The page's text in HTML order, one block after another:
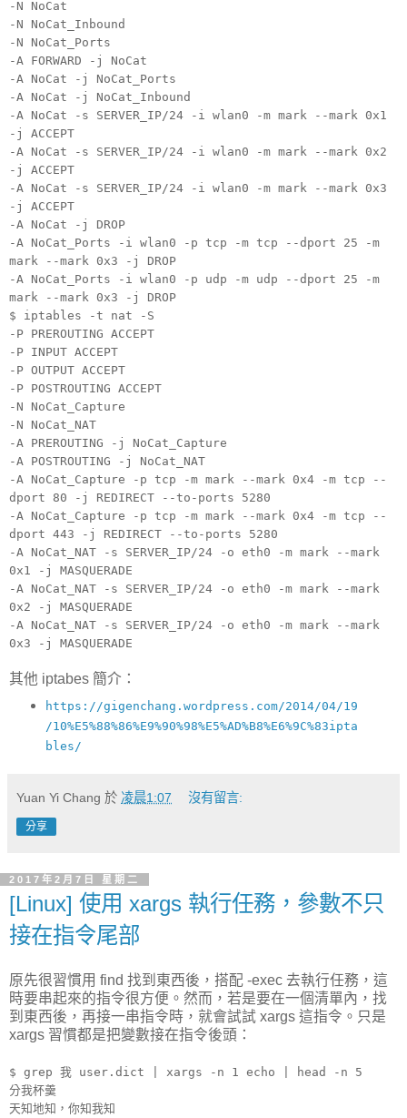
-N NoCat
-N NoCat_Inbound
-N NoCat_Ports
-A FORWARD -j NoCat
-A NoCat -j NoCat_Ports
-A NoCat -j NoCat_Inbound
-A NoCat -s SERVER_IP/24 -i wlan0 -m mark --mark 0x1
-j ACCEPT
-A NoCat -s SERVER_IP/24 -i wlan0 -m mark --mark 0x2
-j ACCEPT
-A NoCat -s SERVER_IP/24 -i wlan0 -m mark --mark 0x3
-j ACCEPT
-A NoCat -j DROP
-A NoCat_Ports -i wlan0 -p tcp -m tcp --dport 25 -m
mark --mark 0x3 -j DROP
-A NoCat_Ports -i wlan0 -p udp -m udp --dport 25 -m
mark --mark 0x3 -j DROP
$ iptables -t nat -S
-P PREROUTING ACCEPT
-P INPUT ACCEPT
-P OUTPUT ACCEPT
-P POSTROUTING ACCEPT
-N NoCat_Capture
-N NoCat_NAT
-A PREROUTING -j NoCat_Capture
-A POSTROUTING -j NoCat_NAT
-A NoCat_Capture -p tcp -m mark --mark 0x4 -m tcp --
dport 80 -j REDIRECT --to-ports 5280
-A NoCat_Capture -p tcp -m mark --mark 0x4 -m tcp --
dport 443 -j REDIRECT --to-ports 5280
-A NoCat_NAT -s SERVER_IP/24 -o eth0 -m mark --mark
0x1 -j MASQUERADE
-A NoCat_NAT -s SERVER_IP/24 -o eth0 -m mark --mark
0x2 -j MASQUERADE
-A NoCat_NAT -s SERVER_IP/24 -o eth0 -m mark --mark
0x3 -j MASQUERADE
其他 iptabes 簡介：
https://gigenchang.wordpress.com/2014/04/19
/10%E5%88%86%E9%90%98%E5%AD%B8%E6%9C%83ipta
bles/
Yuan Yi Chang 於 凌晨1:07 沒有留言:
分享
2017年2月7日 星期二
[Linux] 使用 xargs 執行任務，參數不只
接在指令尾部
原先很習慣用 find 找到東西後，搭配 -exec 去執行任務，這
時要串起來的指令很方便。然而，若是要在一個清單內，找
到東西後，再接一串指令時，就會試試 xargs 這指令。只是
xargs 習慣都是把變數接在指令後頭：
$ grep 我 user.dict | xargs -n 1 echo | head -n 5
分我杯羹
天知地知，你知我知